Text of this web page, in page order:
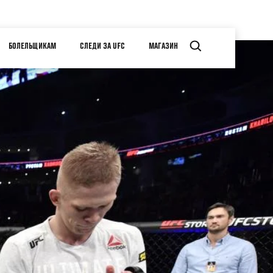
БОЛЕЛЬЩИКАМ СЛЕДИ ЗА UFC МАГАЗИН